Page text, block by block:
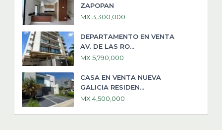
ZAPOPAN
MX 3,300,000
DEPARTAMENTO EN VENTA
AV. DE LAS RO...
MX 5,790,000
CASA EN VENTA NUEVA
GALICIA RESIDEN...
MX 4,500,000